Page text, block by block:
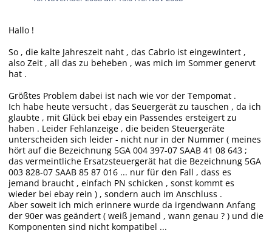
Hallo !
So , die kalte Jahreszeit naht , das Cabrio ist eingewintert ,
also Zeit , all das zu beheben , was mich im Sommer genervt
hat .
Größtes Problem dabei ist nach wie vor der Tempomat .
Ich habe heute versucht , das Seuergerät zu tauschen , da ich
glaubte , mit Glück bei ebay ein Passendes ersteigert zu
haben . Leider Fehlanzeige , die beiden Steuergeräte
unterscheiden sich leider - nicht nur in der Nummer ( meines
hört auf die Bezeichnung 5GA 004 397-07 SAAB 41 08 643 ;
das vermeintliche Ersatzsteuergerät hat die Bezeichnung 5GA
003 828-07 SAAB 85 87 016 ... nur für den Fall , dass es
jemand braucht , einfach PN schicken , sonst kommt es
wieder bei ebay rein ) , sondern auch im Anschluss .
Aber soweit ich mich erinnere wurde da irgendwann Anfang
der 90er was geändert ( weiß jemand , wann genau ? ) und die
Komponenten sind nicht kompatibel ...